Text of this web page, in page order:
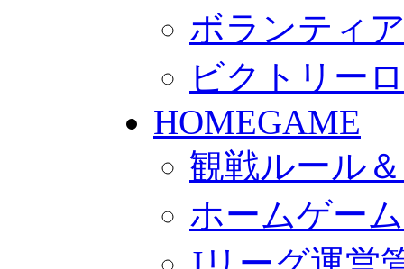
ボランティ
ビクトリー
HOMEGAME
観戦ルール
ホームゲー